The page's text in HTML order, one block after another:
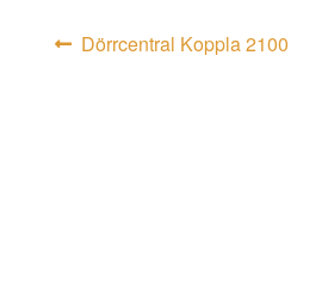
Inläggsnavigering
Föregående
Dörrcentral Koppla 2100